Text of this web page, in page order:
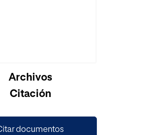
Archivos
Citación
documentos